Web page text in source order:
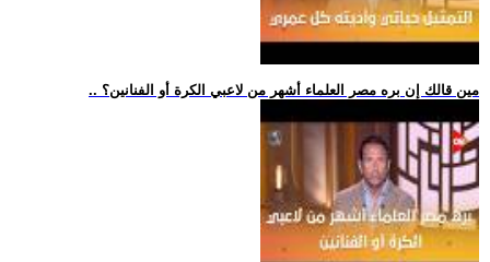
.. مين قالك إن بره مصر العلماء أشهر من لاعبي الكرة أو الفنانين؟